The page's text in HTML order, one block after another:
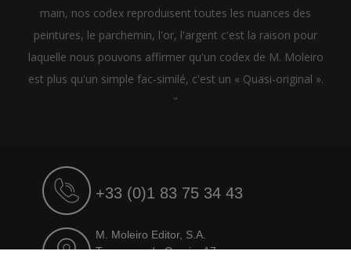
main, nos codex reproduisent toutes les nuances des
peintures, le parchemin, l'or, l'argent c'est la raison pour
laquelle nous pouvons affirmer qu'un codex de M. Moleiro
est plus qu'un simple fac-similé, c'est un « Quasi-original ».
"
+33 (0)1 83 75 34 43
M. Moleiro Editor, S.A.
Travesera de Gracia, 17